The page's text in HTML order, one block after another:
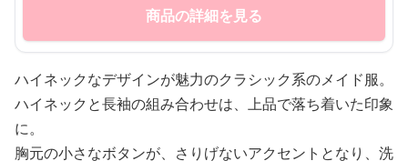
商品の詳細を見る
ハイネックなデザインが魅力のクラシック系のメイド服。
ハイネックと長袖の組み合わせは、上品で落ち着いた印象
に。
胸元の小さなボタンが、さりげないアクセントとなり、洗